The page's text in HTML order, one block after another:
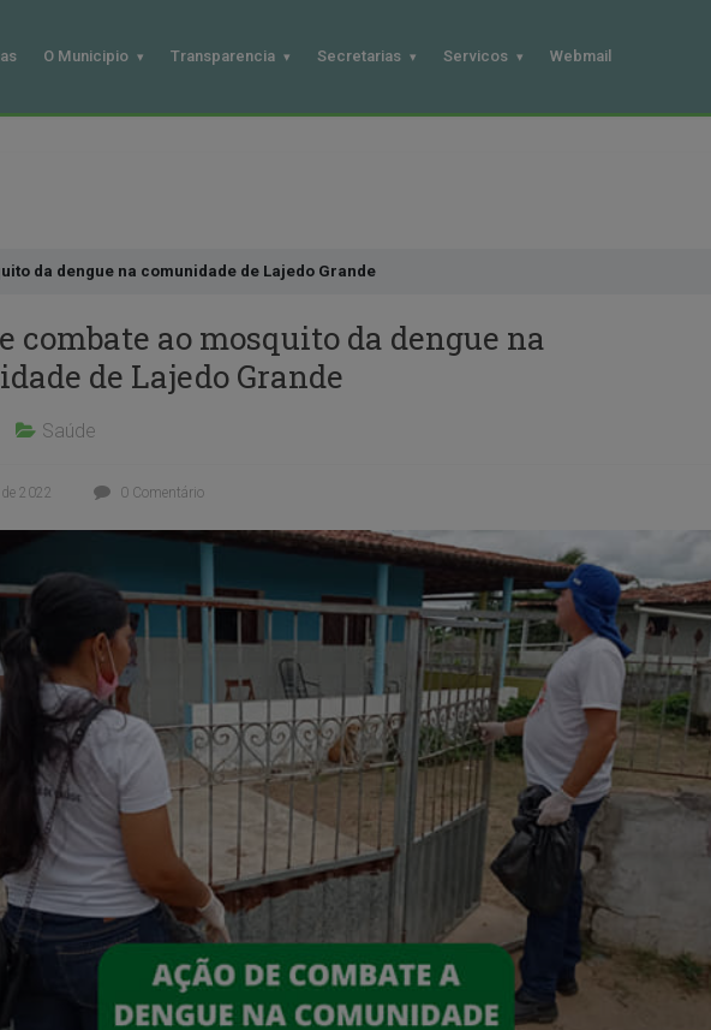
O Municipio Transparencia Secretarias Servicos Webmail
da dengue na comunidade de Lajedo Grande
combate ao mosquito da dengue na
de Lajedo Grande
Saúde
de 2022 0 Comentário